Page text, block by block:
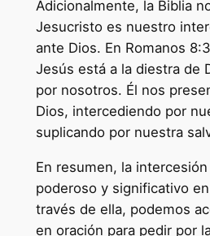
Adicionalmente, la Biblia
Jesucristo es nuestro
ante Dios. En Romanos
Jesús está a la diestra de
por nosotros. Él nos
Dios, intercediendo por
suplicando por nuestra
En resumen, la
poderoso y significativo
través de ella, podemos
en oración para pedir por